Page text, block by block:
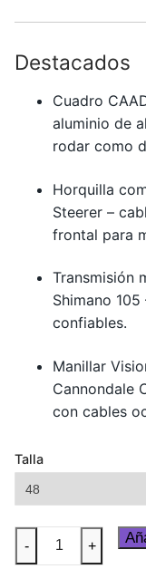
Destacados
Cuadro
aluminio de
rodar como
Horquilla
Steerer –
frontal para
Transmisión
Shimano
confiables.
Manillar
Cannondale
con cables
Talla
14
- +